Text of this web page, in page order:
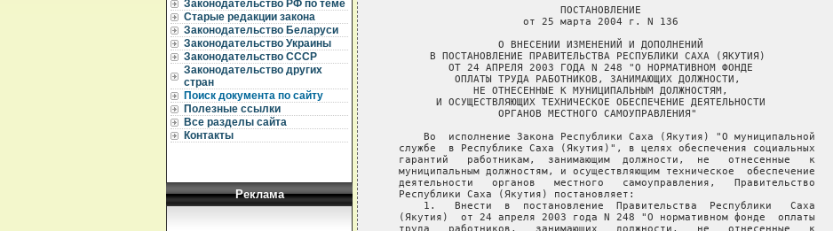
Законодательство РФ по теме
Старые редакции закона
Законодательство Беларуси
Законодательство Украины
Законодательство СССР
Законодательство других
стран
Поиск документа по сайту
Полезные ссылки
Все разделы сайта
Контакты
Реклама
                             ПОСТАНОВЛЕНИЕ
                       от 25 марта 2004 г. N 136
                   О ВНЕСЕНИИ ИЗМЕНЕНИЙ И ДОПОЛНЕНИЙ
        В ПОСТАНОВЛЕНИЕ ПРАВИТЕЛЬСТВА РЕСПУБЛИКИ САХА (ЯКУТИЯ)
           ОТ 24 АПРЕЛЯ 2003 ГОДА N 248 "О НОРМАТИВНОМ ФОНДЕ
            ОПЛАТЫ ТРУДА РАБОТНИКОВ, ЗАНИМАЮЩИХ ДОЛЖНОСТИ,
               НЕ ОТНЕСЕННЫЕ К МУНИЦИПАЛЬНЫМ ДОЛЖНОСТЯМ,
         И ОСУЩЕСТВЛЯЮЩИХ ТЕХНИЧЕСКОЕ ОБЕСПЕЧЕНИЕ ДЕЯТЕЛЬНОСТИ
                   ОРГАНОВ МЕСТНОГО САМОУПРАВЛЕНИЯ"
       Во  исполнение Закона Республики Саха (Якутия) "О муниципальной
   службе  в Республике Саха (Якутия)", в целях обеспечения социальных
   гарантий   работникам,  занимающим  должности,  не   отнесенные   к
   муниципальным должностям, и осуществляющим техническое  обеспечение
   деятельности   органов   местного   самоуправления,   Правительство
   Республики Саха (Якутия) постановляет:
       1.   Внести  в  постановление  Правительства  Республики   Саха
   (Якутия)  от 24 апреля 2003 года N 248 "О нормативном фонде  оплаты
   труда   работников,   занимающих   должности,   не   отнесенные   к